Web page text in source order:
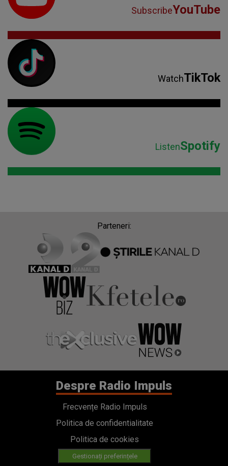
SubscribeYouTube
WatchTikTok
ListenSpotify
Parteneri:
Despre Radio Impuls
Frecvențe Radio Impuls
Politica de confidentialitate
Politica de cookies
Gestionați preferințele